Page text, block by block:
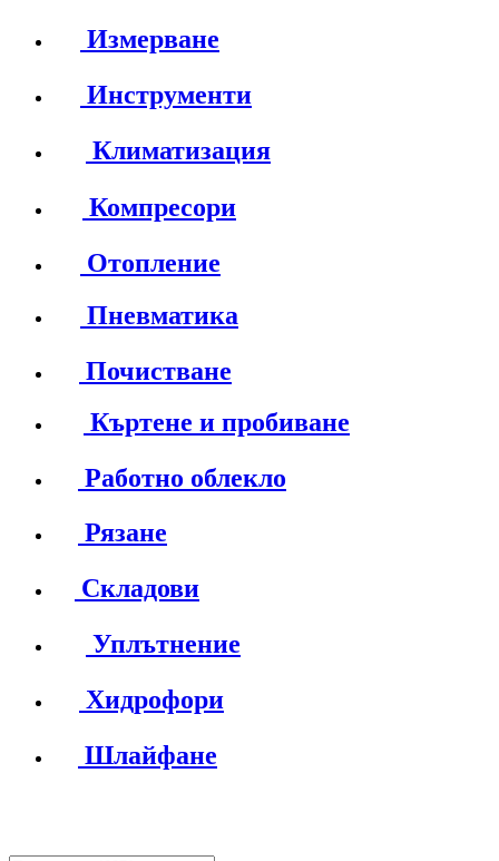
Измерване
Инструменти
Климатизация
Компресори
Отопление
Пневматика
Почистване
Къртене и пробиване
Работно облекло
Рязане
Складови
Уплътнение
Хидрофори
Шлайфане